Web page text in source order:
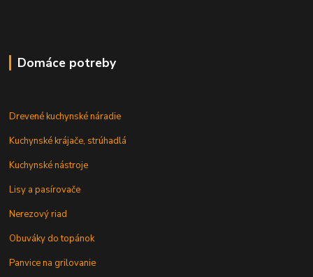
Domáce potreby
Drevené kuchynské náradie
Kuchynské krájače, strúhadlá
Kuchynské nástroje
Lisy a pasírovače
Nerezový riad
Obuváky do topánok
Panvice na grilovanie